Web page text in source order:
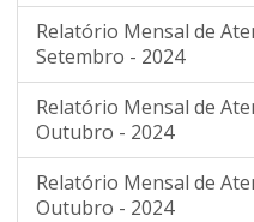
Relatório Mensal de
Setembro - 2024
Relatório Mensal de
Outubro - 2024
Relatório Mensal de
Outubro - 2024